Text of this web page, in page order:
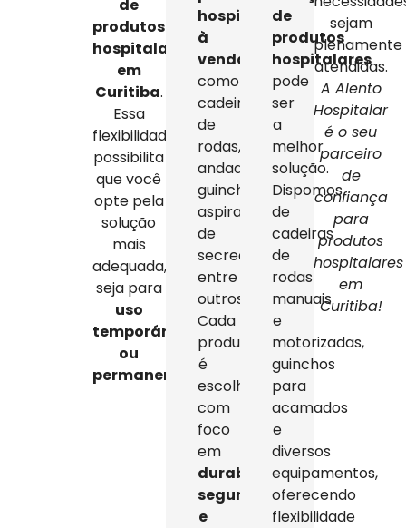
de
produtos
hospitalares
em
Curitiba.
Essa
flexibilidade
possibilita
que você
opte pela
solução
mais
adequada,
seja para
uso
temporário
ou
permanente
hospitalares
à
venda
como
cadeiras
de
rodas,
andadores,
guinchos,
aspiradores
de
secreção,
entre
outros.
Cada
produto
é
escolhido
com
foco
em
durabilidade,
segurança
e
de
produtos
hospitalares
pode
ser
a
melhor
solução.
Dispomos
de
cadeiras
de
rodas
manuais
e
motorizadas,
guinchos
para
acamados
e
diversos
equipamentos,
oferecendo
flexibilidade
sejam
plenamente
atendidas.
A Alento
Hospitalar
é o seu
parceiro
de
confiança
para
produtos
hospitalares
em
Curitiba!